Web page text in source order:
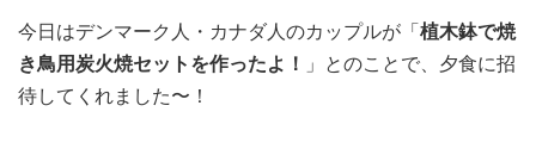
MEDIA– メディア掲載 TRAVEL– 旅行
今日はデンマーク人・カナダ人のカップルが「植木鉢で焼
き鳥用炭火焼セットを作ったよ！ 」とのことで、夕食に招
待してくれました〜！